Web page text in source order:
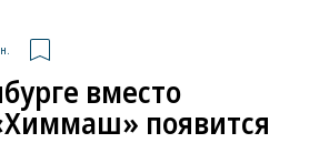
вместо
появится